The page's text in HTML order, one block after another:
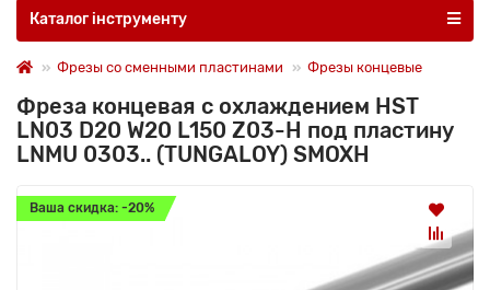
Каталог інструменту
Фрезы со сменными пластинами Фрезы концевые
Фреза концевая с охлаждением HST
LN03 D20 W20 L150 Z03-H под пластину
LNMU 0303.. (TUNGALOY) SMOXH
Ваша скидка: -20%